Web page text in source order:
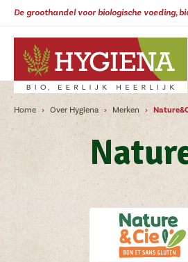
De groothandel voor biologische voeding,
Home Over Hygiena Merken